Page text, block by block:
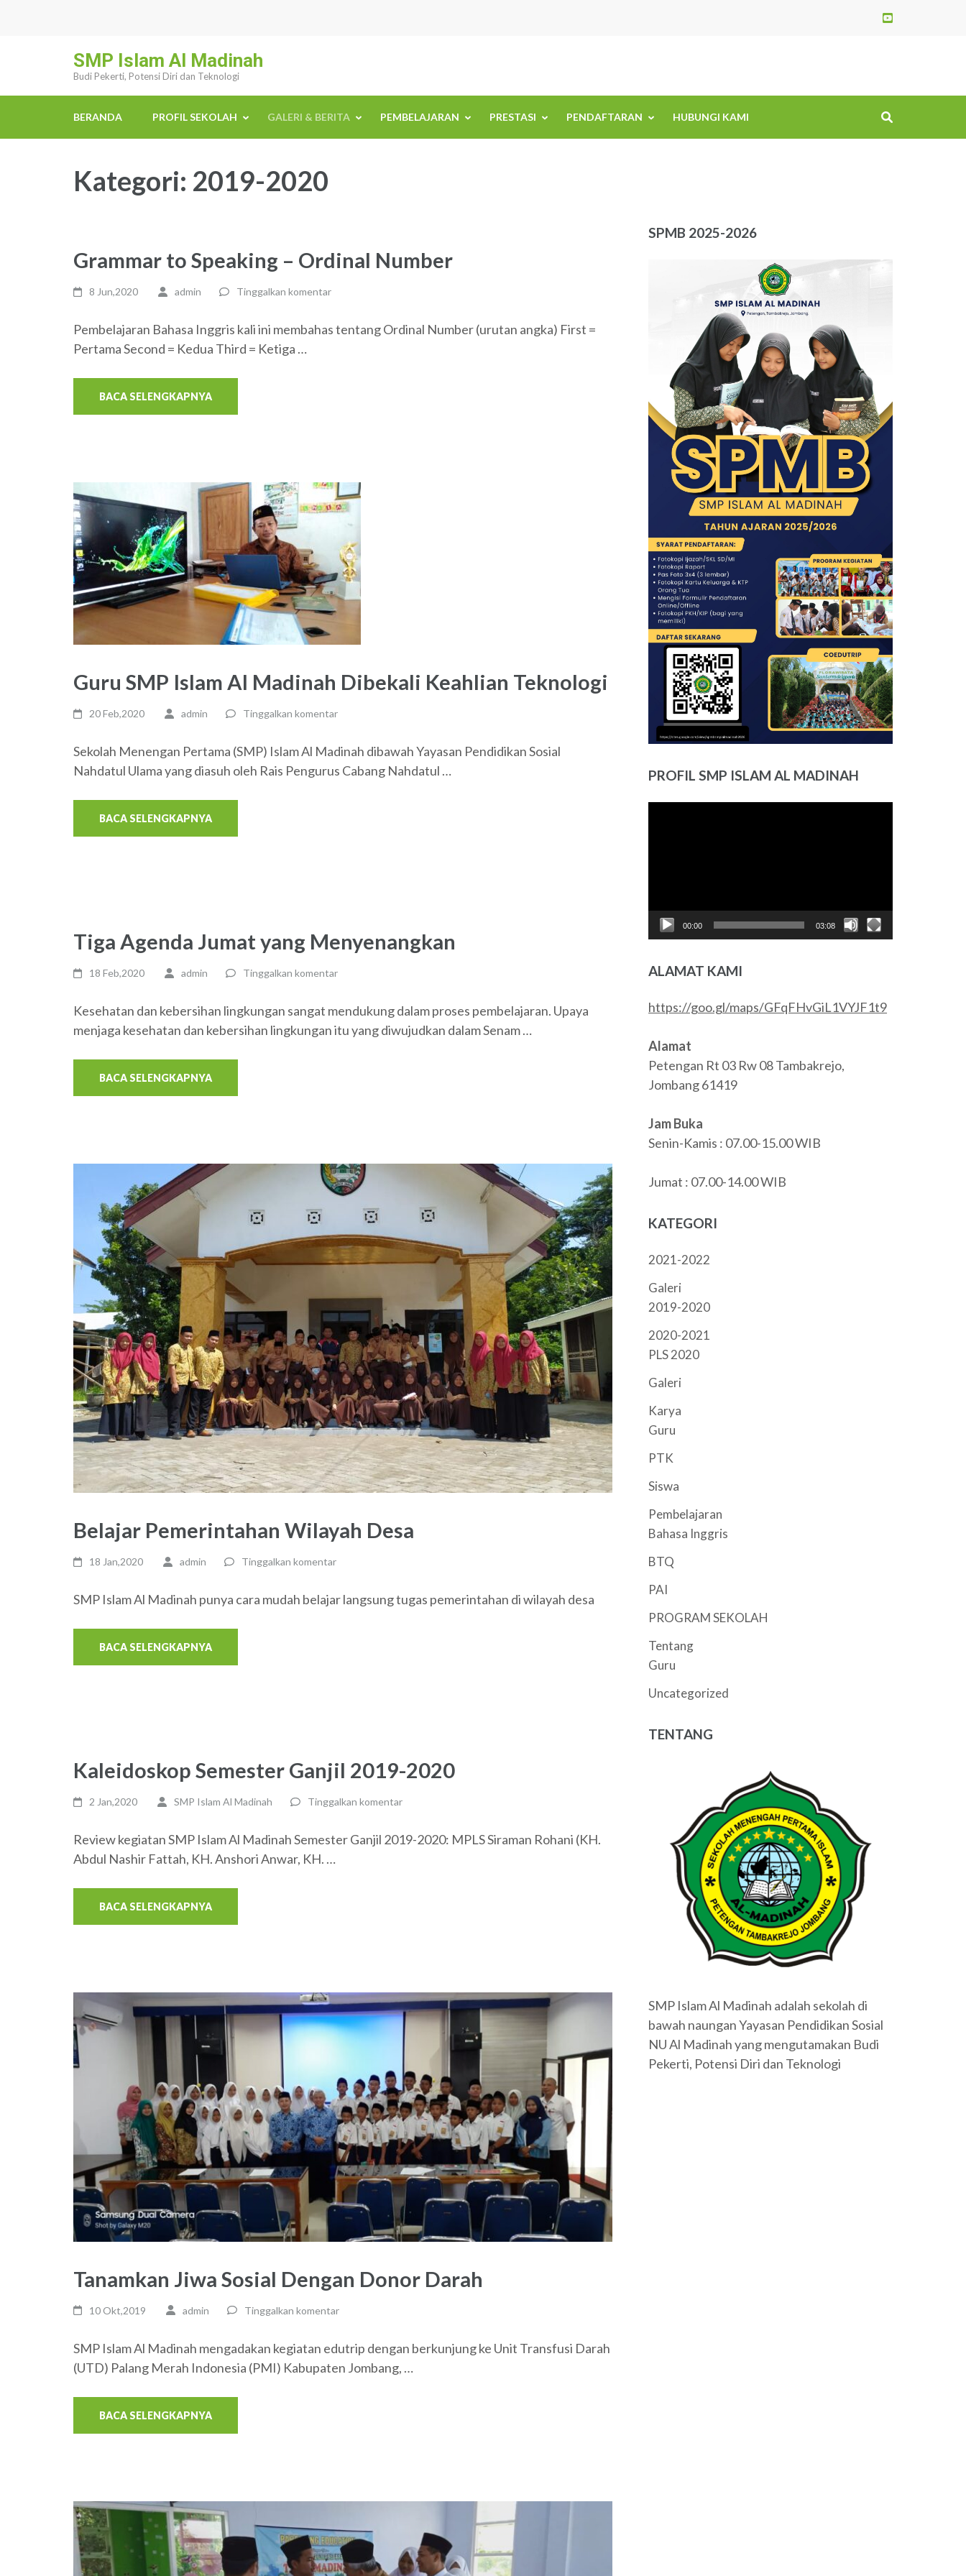
SMP Islam Al Madinah
Budi Pekerti, Potensi Diri dan Teknologi
BERANDA PROFIL SEKOLAH GALERI & BERITA PEMBELAJARAN PRESTASI PENDAFTARAN HUBUNGI KAMI
Kategori: 2019-2020
Grammar to Speaking – Ordinal Number
8 Jun,2020 admin Tinggalkan komentar
Pembelajaran Bahasa Inggris kali ini membahas tentang Ordinal Number (urutan angka) First =
Pertama Second = Kedua Third = Ketiga …
BACA SELENGKAPNYA
Guru SMP Islam Al Madinah Dibekali Keahlian Teknologi
20 Feb,2020 admin Tinggalkan komentar
Sekolah Menengan Pertama (SMP) Islam Al Madinah dibawah Yayasan Pendidikan Sosial
Nahdatul Ulama yang diasuh oleh Rais Pengurus Cabang Nahdatul …
BACA SELENGKAPNYA
Tiga Agenda Jumat yang Menyenangkan
18 Feb,2020 admin Tinggalkan komentar
Kesehatan dan kebersihan lingkungan sangat mendukung dalam proses pembelajaran. Upaya
menjaga kesehatan dan kebersihan lingkungan itu yang diwujudkan dalam Senam …
BACA SELENGKAPNYA
Belajar Pemerintahan Wilayah Desa
18 Jan,2020 admin Tinggalkan komentar
SMP Islam Al Madinah punya cara mudah belajar langsung tugas pemerintahan di wilayah desa
BACA SELENGKAPNYA
Kaleidoskop Semester Ganjil 2019-2020
2 Jan,2020 SMP Islam Al Madinah Tinggalkan komentar
Review kegiatan SMP Islam Al Madinah Semester Ganjil 2019-2020: MPLS Siraman Rohani (KH.
Abdul Nashir Fattah, KH. Anshori Anwar, KH. …
BACA SELENGKAPNYA
Tanamkan Jiwa Sosial Dengan Donor Darah
10 Okt,2019 admin Tinggalkan komentar
SMP Islam Al Madinah mengadakan kegiatan edutrip dengan berkunjung ke Unit Transfusi Darah
(UTD) Palang Merah Indonesia (PMI) Kabupaten Jombang, …
BACA SELENGKAPNYA
SPMB 2025-2026
PROFIL SMP ISLAM AL MADINAH
00:00 03:08
ALAMAT KAMI
https://goo.gl/maps/GFqFHvGiL1VYJF1t9
Alamat
Petengan Rt 03 Rw 08 Tambakrejo,
Jombang 61419
Jam Buka
Senin-Kamis : 07.00-15.00 WIB
Jumat : 07.00-14.00 WIB
KATEGORI
2021-2022
Galeri
2019-2020
2020-2021
PLS 2020
Galeri
Karya
Guru
PTK
Siswa
Pembelajaran
Bahasa Inggris
BTQ
PAI
PROGRAM SEKOLAH
Tentang
Guru
Uncategorized
TENTANG
SMP Islam Al Madinah adalah sekolah di
bawah naungan Yayasan Pendidikan Sosial
NU Al Madinah yang mengutamakan Budi
Pekerti, Potensi Diri dan Teknologi